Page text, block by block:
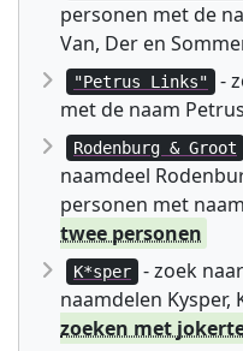
personen met de
Van, Der en
"Petrus Links"
-
met de naam
Rodenburg & Groot
naamdeel
personen met
twee personen
K*sper
- zoek
naamdelen Kysper,
zoeken met